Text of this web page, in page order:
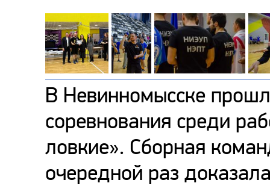
В Невинномысске
соревнования среди
ловкие». Сборная
очередной раз